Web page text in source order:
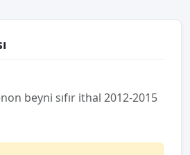
beyni̇ sıfır i̇thal 2012-2015